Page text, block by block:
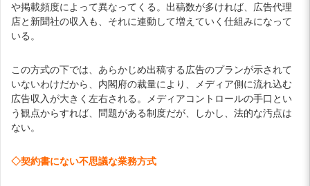
や掲載頻度によって異なってくる。出稿数が多ければ、広告代理
店と新聞社の収入も、それに連動して増えていく仕組みになって
いる。
この方式の下では、あらかじめ出稿する広告のプランが示されて
いないわけだから、内閣府の裁量により、メディア側に流れ込む
広告収入が大きく左右される。メディアコントロールの手口とい
う観点からすれば、問題がある制度だが、しかし、法的な汚点は
ない。
◇契約書にない不思議な業務方式